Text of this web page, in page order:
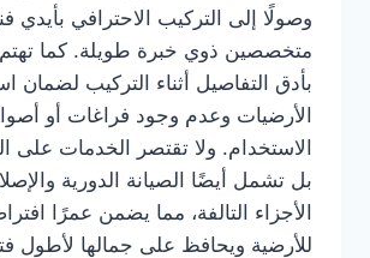
وصولًا إلى التركيب الاحترافي بأيدي
متخصصين ذوي خبرة طويلة. كما
بأدق التفاصيل أثناء التركيب لضمان
الأرضيات وعدم وجود فراغات أو
الاستخدام. ولا تقتصر الخدمات على
بل تشمل أيضًا الصيانة الدورية
الأجزاء التالفة، مما يضمن عمرًا
للأرضية ويحافظ على جمالها لأطول